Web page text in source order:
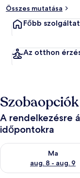
Összes mutatása
Főbb
Az otthon
Szobaopciók
A rendelkezésre
időpontokra
Ma
aug. 8 - aug. 9
A ma esti